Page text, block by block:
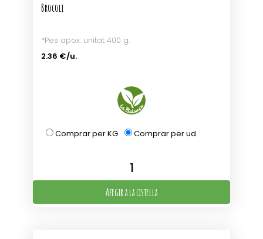
Brocoli
*Pes apox. unitat 400 g.
2.36 €/u.
Comprar per KG Comprar per ud.
Afegir a la cistella